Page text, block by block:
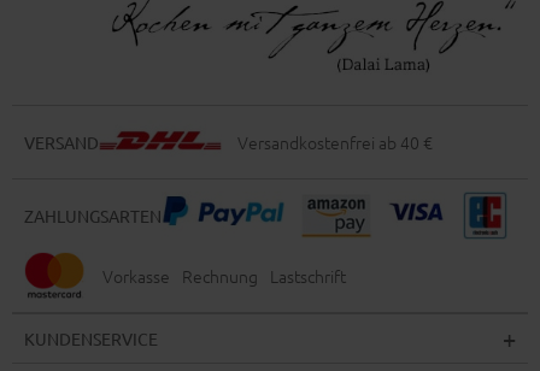
VERSAND Versandkostenfrei ab 40 €
ZAHLUNGSARTEN
Vorkasse Rechnung Lastschrift
KUNDENSERVICE